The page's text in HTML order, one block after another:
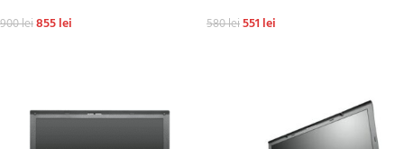
900lei855lei 580lei551 lei